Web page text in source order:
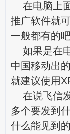
在电脑上
推广软件就
一般都有的吧
如果是在电
中国移动出
就建议使用
在说飞信
多个要发到
什么能见到